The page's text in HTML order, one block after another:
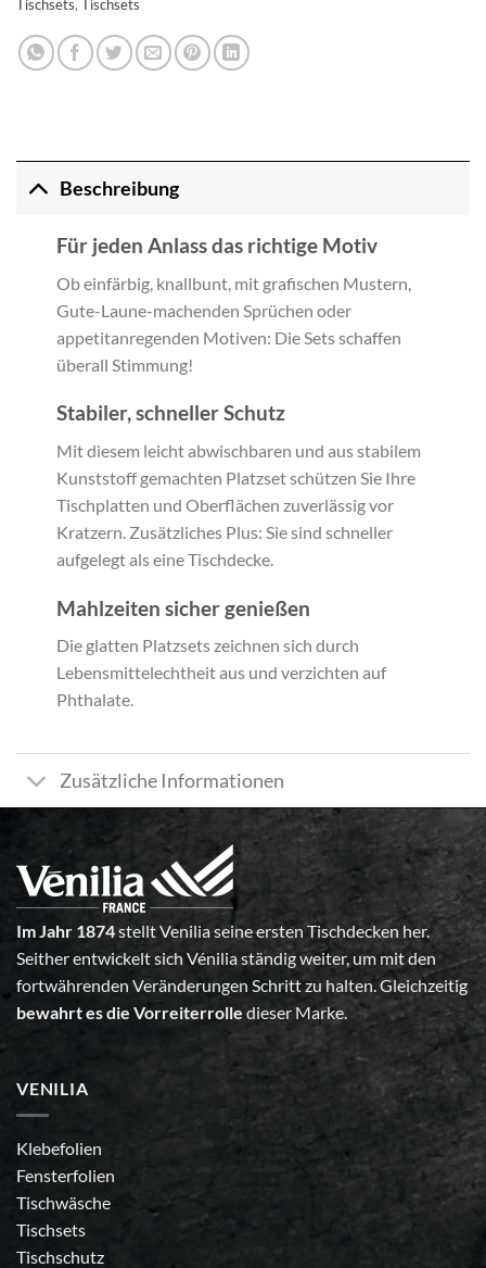
Tischsets, Tischsets
Beschreibung
Für jeden Anlass das richtige Motiv
Ob einfärbig, knallbunt, mit grafischen Mustern,
Gute-Laune-machenden Sprüchen oder
appetitanregenden Motiven: Die Sets schaffen
überall Stimmung!
Stabiler, schneller Schutz
Mit diesem leicht abwischbaren und aus stabilem
Kunststoff gemachten Platzset schützen Sie Ihre
Tischplatten und Oberflächen zuverlässig vor
Kratzern. Zusätzliches Plus: Sie sind schneller
aufgelegt als eine Tischdecke.
Mahlzeiten sicher genießen
Die glatten Platzsets zeichnen sich durch
Lebensmittelechtheit aus und verzichten auf
Phthalate.
Zusätzliche Informationen
Im Jahr 1874stellt Venilia seine ersten Tischdecken her.
Seither entwickelt sich Vénilia ständig weiter, um mit den
fortwährenden Veränderungen Schritt zu halten. Gleichzeitig
bewahrt es die Vorreiterrolle dieser Marke.
VENILIA
Klebefolien
Fensterfolien
Tischwäsche
Tischsets
Tischschutz